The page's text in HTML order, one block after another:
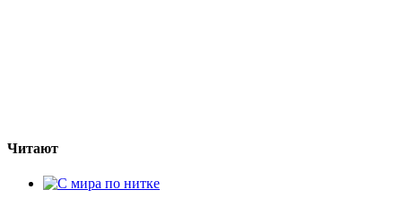
Читают